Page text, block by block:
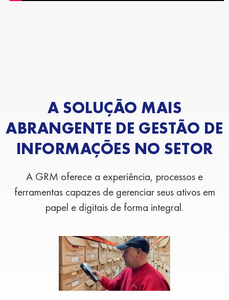
A SOLUÇÃO MAIS
ABRANGENTE DE GESTÃO DE
INFORMAÇÕES NO SETOR
A GRM oferece a experiência, processos e
ferramentas capazes de gerenciar seus ativos em
papel e digitais de forma integral.